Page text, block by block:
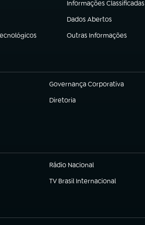
Informações Classificadas
(abre em nova aba)
Dados Abertos
(abre em nova aba)
Outras Informações
(abre em nova aba)
Governança Corporativa
(abre em nova aba)
Diretoria
(abre em nova aba)
Rádio Nacional
TV Brasil Internacional
(abre em nova aba)